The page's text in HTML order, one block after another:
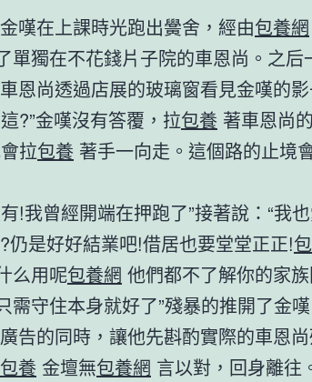
嘆在上課時光跑出黌舍，經由包養網
單獨在不花錢片子院的車恩尚。之后
恩尚透過店展的玻璃窗看見金嘆的
?”金嘆沒有答覆，拉包養 著車恩尚
拉包養 著手一向走。這個路的止境
!我曾經開端在押跑了”接著說：“我
仍是好好結業吧!借居也要堂堂正正!
么用呢包養網 他們都不了解你的家
需守住本身就好了”殘暴的推開了金嘆
告的同時，讓他先斟酌實際的車恩
包養 金壇無包養網 言以對，回身離往